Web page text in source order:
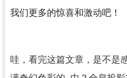
我们更多的惊喜和激动吧！
哇，看完这篇文章，是不是